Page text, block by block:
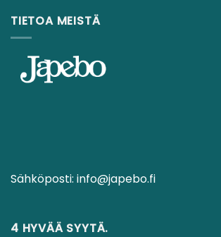
TIETOA MEISTÄ
Sähköposti: info@japebo.fi
4 HYVÄÄ SYYTÄ.